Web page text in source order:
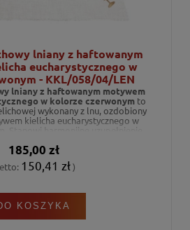
lniany z haftowanym
eucharystycznego w
- KKL/058/04/LEN
lniany z haftowanym motywem
w kolorze czerwonym to
wykonany z lnu, ozdobiony
kielicha eucharystycznego w
Stanowi harmonijne uzupełnienie
185,00 zł
150,41 zł)
KOSZYKA